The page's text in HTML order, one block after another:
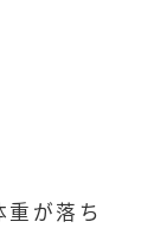
重が落ち